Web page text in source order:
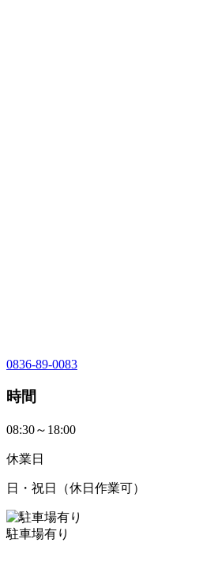
0836-89-0083
時間
08:30～18:00
休業日
日・祝日（休日作業可）
駐車場有り